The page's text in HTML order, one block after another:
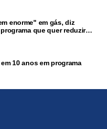
enorme" em gás, diz
que quer reduzir
10 anos em programa